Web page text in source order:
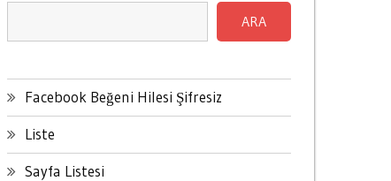
ARA
Facebook Beğeni Hilesi Şifresiz
Liste
Sayfa Listesi